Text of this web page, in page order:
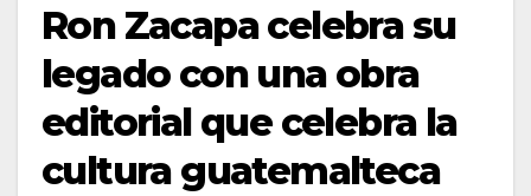
Ron Zacapa celebra su
legado con una obra
editorial que celebra la
cultura guatemalteca